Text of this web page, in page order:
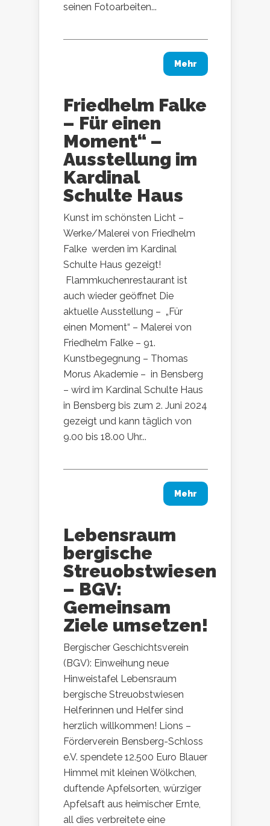
seinen Fotoarbeiten...
Mehr
Friedhelm Falke
– Für einen
Moment“ –
Ausstellung im
Kardinal
Schulte Haus
Kunst im schönsten Licht –
Werke/Malerei von Friedhelm
Falke werden im Kardinal
Schulte Haus gezeigt!
Flammkuchenrestaurant ist
auch wieder geöffnet Die
aktuelle Ausstellung – „Für
einen Moment“ – Malerei von
Friedhelm Falke – 91.
Kunstbegegnung – Thomas
Morus Akademie – in Bensberg
– wird im Kardinal Schulte Haus
in Bensberg bis zum 2. Juni 2024
gezeigt und kann täglich von
9.00 bis 18.00 Uhr...
Mehr
Lebensraum
bergische
Streuobstwiesen
– BGV:
Gemeinsam
Ziele umsetzen!
Bergischer Geschichtsverein
(BGV): Einweihung neue
Hinweistafel Lebensraum
bergische Streuobstwiesen
Helferinnen und Helfer sind
herzlich willkommen! Lions –
Förderverein Bensberg-Schloss
e.V. spendete 12.500 Euro Blauer
Himmel mit kleinen Wölkchen,
duftende Apfelsorten, würziger
Apfelsaft aus heimischer Ernte,
all dies verbreitete eine